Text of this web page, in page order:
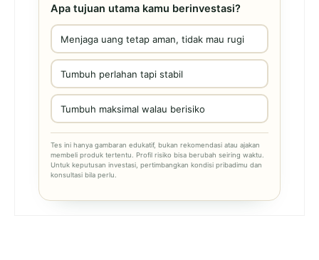
Apa tujuan utama kamu berinvestasi?
Menjaga uang tetap aman, tidak mau rugi
Tumbuh perlahan tapi stabil
Tumbuh maksimal walau berisiko
Tes ini hanya gambaran edukatif, bukan rekomendasi atau ajakan
membeli produk tertentu. Profil risiko bisa berubah seiring waktu.
Untuk keputusan investasi, pertimbangkan kondisi pribadimu dan
konsultasi bila perlu.